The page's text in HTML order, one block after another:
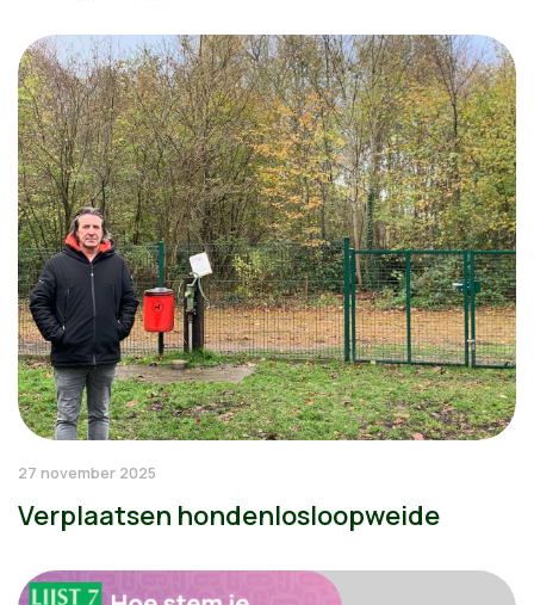
27 november 2025
Verplaatsen hondenlosloopweide